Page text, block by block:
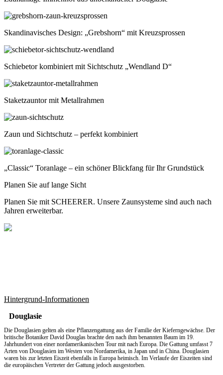
Skandinavisches Design: „Grebshorn“ mit Kreuzsprossen
Schiebetor kombiniert mit Sichtschutz „Wendland D“
Staketzauntor mit Metallrahmen
Zaun und Sichtschutz – perfekt kombiniert
„Classic“ Toranlage – ein schöner Blickfang für Ihr Grundstück
Planen Sie auf lange Sicht
Planen Sie mit SCHEERER. Unsere Zaunsysteme sind auch nach
Jahren erweiterbar.
Hintergrund-Informationen
Douglasie
Die Douglasien gelten als eine Pflanzengattung aus der Familie der Kieferngewächse. Der
britische Botaniker David Douglas brachte den nach ihm benannten Baum im 19.
Jahrhundert von einer nordamerikanischen Tour mit nach Europa. Die Gattung umfasst 7
Arten von Douglasien im Westen von Nordamerika, in Japan und in China. Douglasien
waren bis zur letzten Eiszeit ebenfalls in Europa heimisch. Im Verlaufe der Eiszeiten sind
die europäischen Vertreter der Gattung jedoch ausgestorben.